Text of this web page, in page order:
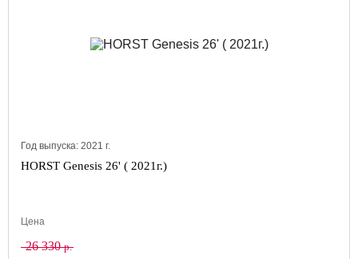
Год выпуска: 2021 г.
HORST Genesis 26' ( 2021г.)
Цена
26 330р.